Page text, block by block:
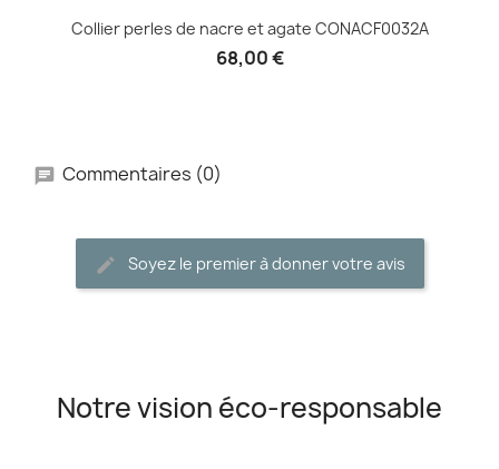
Collier perles de nacre et agate CONACF0032A
68,00 €
Commentaires (0)
Soyez le premier à donner votre avis
Notre vision éco-responsable